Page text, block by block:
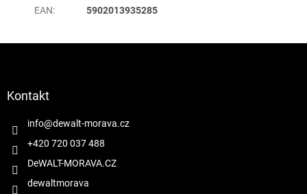
EAN: 5902013935285
Kontakt
info@dewalt-morava.cz
+420 720 037 488
DeWALT-MORAVA.CZ
dewaltmorava